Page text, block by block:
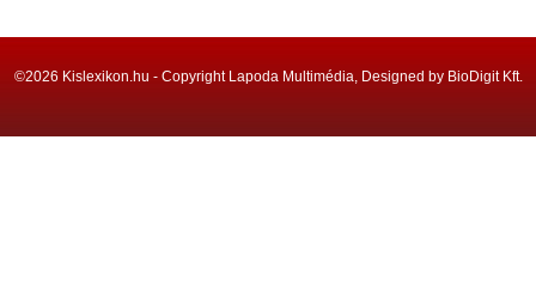
©2026 Kislexikon.hu - Copyright Lapoda Multimédia, Designed by BioDigit Kft.